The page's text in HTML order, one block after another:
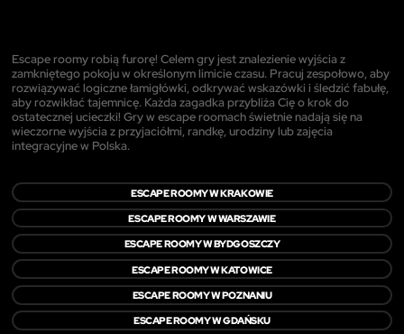
Escape roomy robią furorę! Celem gry jest znalezienie wyjścia z
zamkniętego pokoju w określonym limicie czasu. Pracuj zespołowo, aby
rozwiązywać logiczne łamigłówki, odkrywać wskazówki i śledzić fabułę,
aby rozwikłać tajemnicę. Każda zagadka przybliża Cię o krok do
ostatecznej ucieczki! Gry w escape roomach świetnie nadają się na
wieczorne wyjścia z przyjaciółmi, randkę, urodziny lub zajęcia
integracyjne w Polska.
ESCAPE ROOMY W KRAKOWIE
ESCAPE ROOMY W WARSZAWIE
ESCAPE ROOMY W BYDGOSZCZY
ESCAPE ROOMY W KATOWICE
ESCAPE ROOMY W POZNANIU
ESCAPE ROOMY W GDAŃSKU